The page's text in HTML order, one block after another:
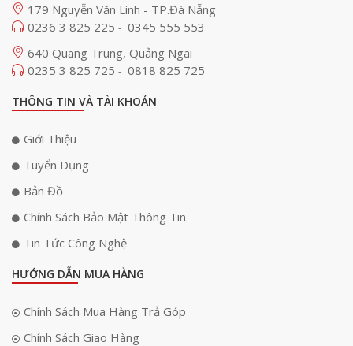
179 Nguyễn Văn Linh - TP.Đà Nẵng
0236 3 825 225 - 0345 555 553
640 Quang Trung, Quảng Ngãi
0235 3 825 725 - 0818 825 725
THÔNG TIN VÀ TÀI KHOẢN
Giới Thiệu
Tuyển Dụng
Bản Đồ
Chính Sách Bảo Mật Thông Tin
Tin Tức Công Nghệ
HƯỚNG DẪN MUA HÀNG
Chính Sách Mua Hàng Trả Góp
Chính Sách Giao Hàng